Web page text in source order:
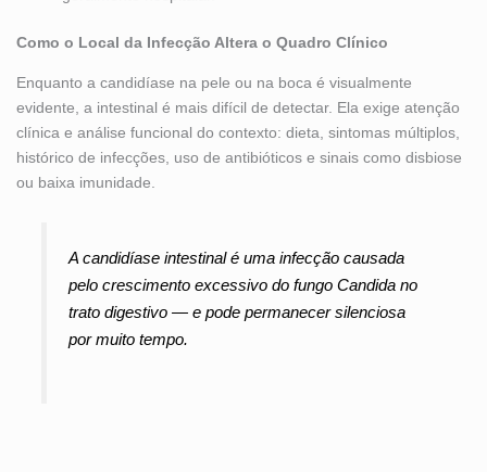
Como o Local da Infecção Altera o Quadro Clínico
Enquanto a candidíase na pele ou na boca é visualmente
evidente, a intestinal é mais difícil de detectar. Ela exige atenção
clínica e análise funcional do contexto: dieta, sintomas múltiplos,
histórico de infecções, uso de antibióticos e sinais como disbiose
ou baixa imunidade.
A candidíase intestinal é uma infecção causada
pelo crescimento excessivo do fungo Candida no
trato digestivo — e pode permanecer silenciosa
por muito tempo.